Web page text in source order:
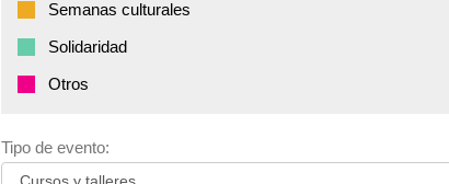
Semanas culturales
Solidaridad
Otros
Tipo de evento: